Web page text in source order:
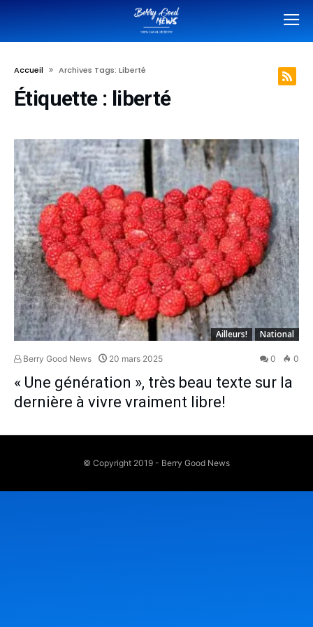
Accueil Archives Tags: Liberté
Étiquette : liberté
Ailleurs! National
Berry Good News 20 mars 2025 0 0
« Une génération », très beau texte sur la
dernière à vivre vraiment libre!
© Copyright 2019 - Berry Good News